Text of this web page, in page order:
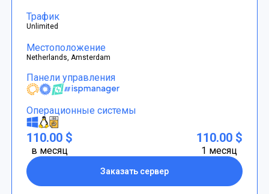
Трафик
Unlimited
Местоположение
Netherlands, Amsterdam
Панели управления
Операционные системы
110.00 $
в месяц
Заказать сервер
110.00 $
1 месяц